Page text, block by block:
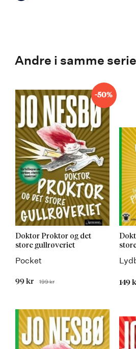
Andre i samme serie
-50%
Doktor Proktor og det
store gullrøveriet
Pocket
Tilbudspris
99 kr Før
199 kr 149